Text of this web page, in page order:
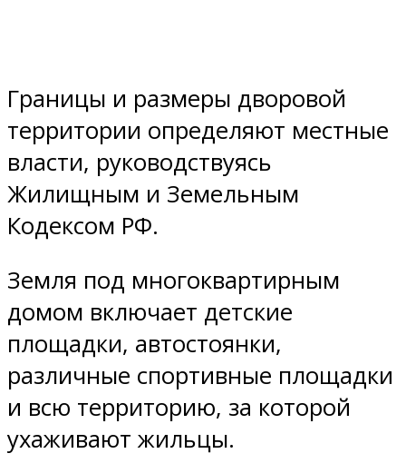
Границы и размеры дворовой
территории определяют местные
власти, руководствуясь
Жилищным и Земельным
Кодексом РФ.
Земля под многоквартирным
домом включает детские
площадки, автостоянки,
различные спортивные площадки
и всю территорию, за которой
ухаживают жильцы.